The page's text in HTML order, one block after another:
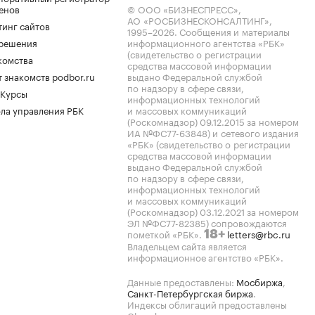
сайтов
знакомств podbor.ru
управления РБК
© ООО «БИЗНЕСПРЕСС»,
АО «РОСБИЗНЕСКОНСАЛТИНГ»,
1995–2026. Сообщения и материалы
информационного агентства «РБК»
(свидетельство о регистрации
средства массовой информации
выдано Федеральной службой
по надзору в сфере связи,
информационных технологий
и массовых коммуникаций
(Роскомнадзор) 09.12.2015 за номером
ИА №ФС77-63848) и сетевого издания
«РБК» (свидетельство о регистрации
средства массовой информации
выдано Федеральной службой
по надзору в сфере связи,
информационных технологий
и массовых коммуникаций
(Роскомнадзор) 03.12.2021 за номером
ЭЛ №ФС77-82385) сопровождаются
пометкой «РБК». 18+ letters@rbc.ru
Владельцем сайта является
информационное агентство «РБК».
Данные предоставлены: Мосбиржа,
Санкт-Петербургская биржа.
Индексы облигаций предоставлены